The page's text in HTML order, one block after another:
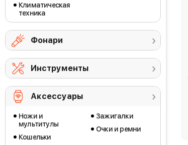
Климатическая
техника
Фонари
Инструменты
Аксессуары
Ножи и
мультитулы
Кошельки
Зажигалки
Очки и ремни